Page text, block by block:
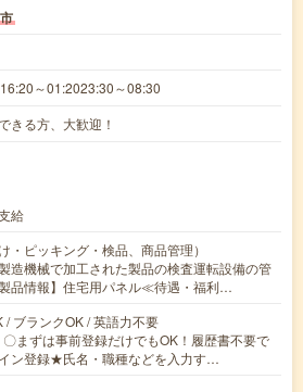
～01:2023:30～08:30
きる方、大歓迎！
給
・ピッキング・検品、商品管理）
造機械で加工された製品の検査運転設備の管
品情報】住宅用パネル≪待遇・福利…
/ ブランクOK / 英語力不要
まずは事前登録だけでもOK！履歴書不要で
ン登録★氏名・職種などを入力す…